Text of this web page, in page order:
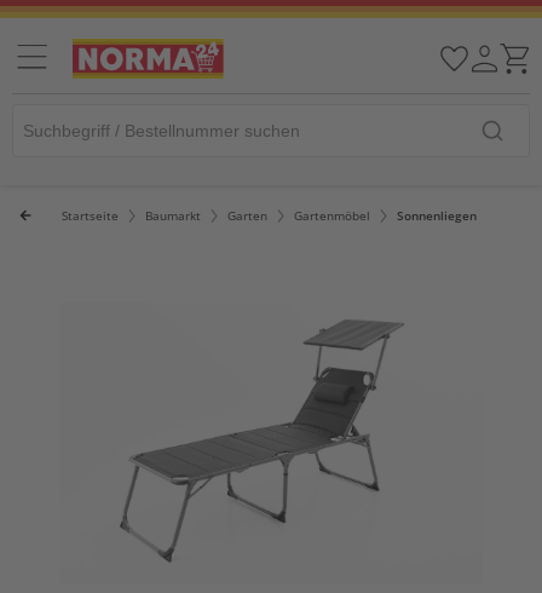
Startseite Baumarkt Garten Gartenmöbel Sonnenliegen